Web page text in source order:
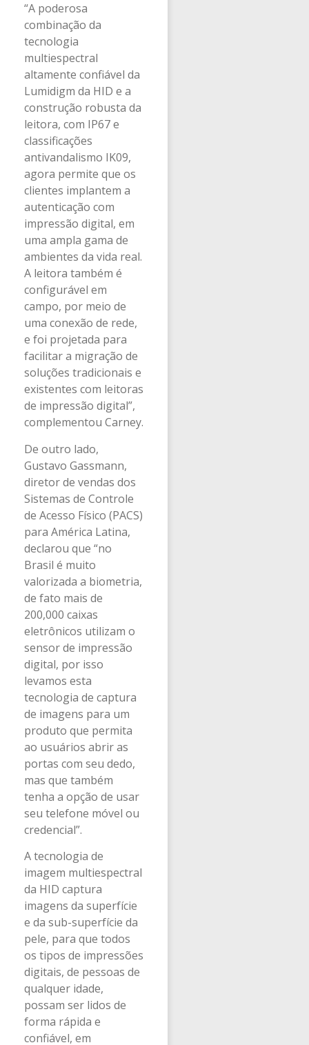
“A poderosa
combinação da
tecnologia
multiespectral
altamente confiável da
Lumidigm da HID e a
construção robusta da
leitora, com IP67 e
classificações
antivandalismo IK09,
agora permite que os
clientes implantem a
autenticação com
impressão digital, em
uma ampla gama de
ambientes da vida real.
A leitora também é
configurável em
campo, por meio de
uma conexão de rede,
e foi projetada para
facilitar a migração de
soluções tradicionais e
existentes com leitoras
de impressão digital”,
complementou Carney.
De outro lado,
Gustavo Gassmann,
diretor de vendas dos
Sistemas de Controle
de Acesso Físico (PACS)
para América Latina,
declarou que “no
Brasil é muito
valorizada a biometria,
de fato mais de
200,000 caixas
eletrônicos utilizam o
sensor de impressão
digital, por isso
levamos esta
tecnologia de captura
de imagens para um
produto que permita
ao usuários abrir as
portas com seu dedo,
mas que também
tenha a opção de usar
seu telefone móvel ou
credencial”.
A tecnologia de
imagem multiespectral
da HID captura
imagens da superfície
e da sub-superfície da
pele, para que todos
os tipos de impressões
digitais, de pessoas de
qualquer idade,
possam ser lidos de
forma rápida e
confiável, em